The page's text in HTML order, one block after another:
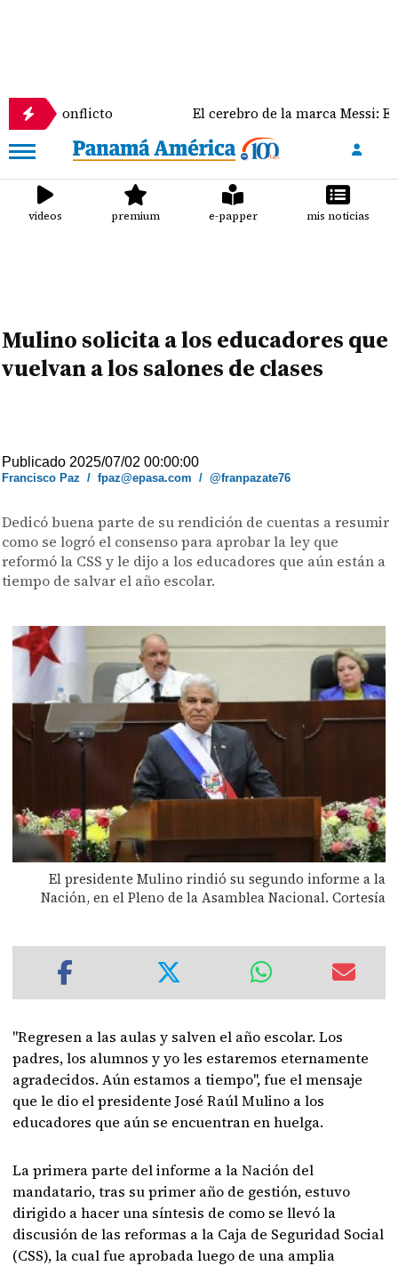
el conflicto El cerebro de la marca Messi: El
videos premium e-papper mis noticias
Mulino solicita a los educadores que
vuelvan a los salones de clases
Publicado 2025/07/02 00:00:00
Francisco Paz /fpaz@epasa.com /@franpazate76
Dedicó buena parte de su rendición de cuentas a resumir
como se logró el consenso para aprobar la ley que
reformó la CSS y le dijo a los educadores que aún están a
tiempo de salvar el año escolar.
El presidente Mulino rindió su segundo informe a la
Nación, en el Pleno de la Asamblea Nacional. Cortesía
"Regresen a las aulas y salven el año escolar. Los
padres, los alumnos y yo les estaremos eternamente
agradecidos. Aún estamos a tiempo", fue el mensaje
que le dio el presidente José Raúl Mulino a los
educadores que aún se encuentran en huelga.
La primera parte del informe a la Nación del
mandatario, tras su primer año de gestión, estuvo
dirigido a hacer una síntesis de como se llevó la
discusión de las reformas a la Caja de Seguridad Social
(CSS), la cual fue aprobada luego de una amplia